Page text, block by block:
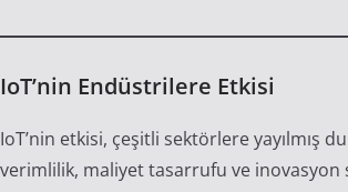
IoT’nin Endüstrilere Etkisi
IoT’nin etkisi, çeşitli sektörlere yayılmış
verimlilik, maliyet tasarrufu ve inovasyon